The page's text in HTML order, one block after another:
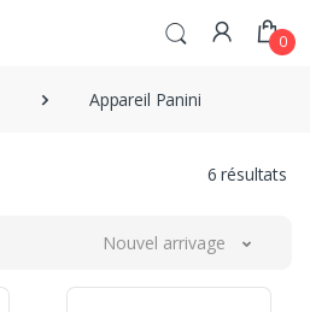
0
Appareil Panini
6 résultats
Nouvel arrivage